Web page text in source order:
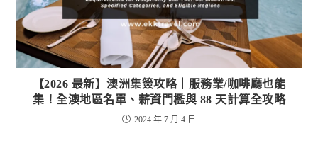
【2026 最新】澳洲集簽攻略｜服務業/咖啡廳也能
集！全澳地區名單、薪資門檻與 88 天計算全攻略
2024 年 7 月 4 日